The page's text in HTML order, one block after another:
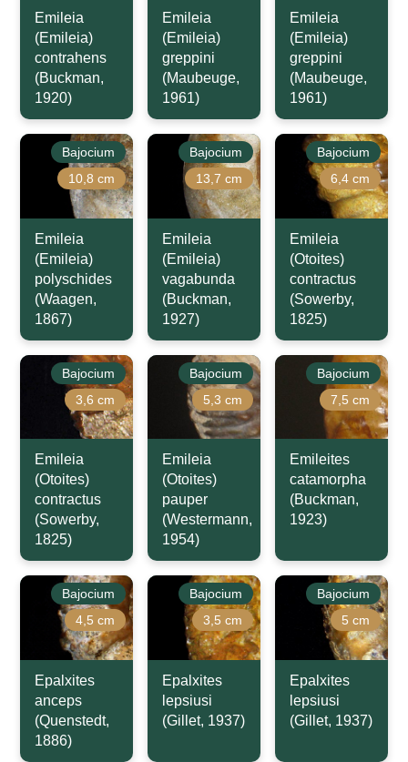
Emileia
(Emileia)
contrahens
(Buckman,
1920)
Emileia
(Emileia)
greppini
(Maubeuge,
1961)
Emileia
(Emileia)
greppini
(Maubeuge,
1961)
Bajocium
10,8 cm
Emileia
(Emileia)
polyschides
(Waagen,
1867)
Bajocium
13,7 cm
Emileia
(Emileia)
vagabunda
(Buckman,
1927)
Bajocium
6,4 cm
Emileia
(Otoites)
contractus
(Sowerby,
1825)
Bajocium
3,6 cm
Emileia
(Otoites)
contractus
(Sowerby,
1825)
Bajocium
5,3 cm
Emileia
(Otoites)
pauper
(Westermann,
1954)
Bajocium
7,5 cm
Emileites
catamorpha
(Buckman,
1923)
Bajocium
4,5 cm
Epalxites
anceps
(Quenstedt,
1886)
Bajocium
3,5 cm
Epalxites
lepsiusi
(Gillet, 1937)
Bajocium
5 cm
Epalxites
lepsiusi
(Gillet, 1937)